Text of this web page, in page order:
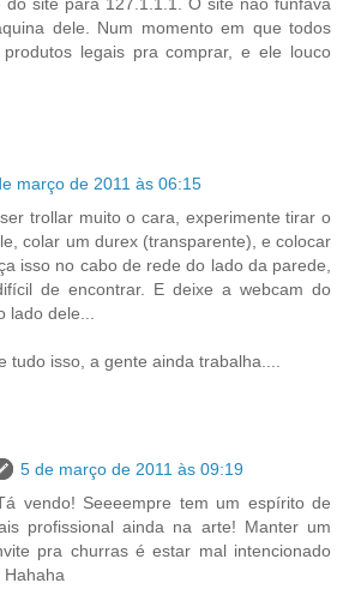
dele. Num momento em que todos
legais pra comprar, e ele louco
março de 2011 às 06:15
trollar muito o cara, experimente tirar o
colar um durex (transparente), e colocar
isso no cabo de rede do lado da parede,
de encontrar. E deixe a webcam do
lado dele...
tudo isso, a gente ainda trabalha....
5 de março de 2011 às 09:19
vendo! Seeeempre tem um espírito de
profissional ainda na arte! Manter um
pra churras é estar mal intencionado
Hahaha